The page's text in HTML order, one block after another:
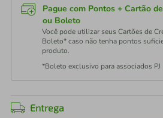
Pague com Pontos + Cartão
ou Boleto
Você pode utilizar seus Cartões de
Boleto* caso não tenha pontos
produto.
*Boleto exclusivo para associados PJ
Entrega